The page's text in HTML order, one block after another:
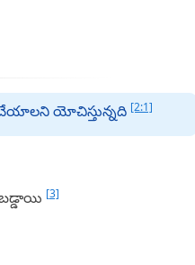
చేయాలని యోచిస్తున్నది [2:1]
[3]